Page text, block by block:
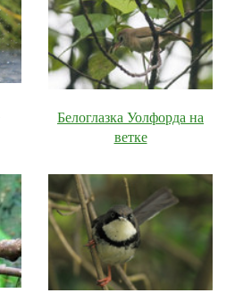
Белоглазка Уолфорда на
ветке